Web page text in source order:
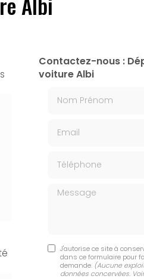
Contactez-nous :
voiture Albi
Message
J'autorise ce site à
dans ce formulaire pour
demande. (Aucune
données concervées.